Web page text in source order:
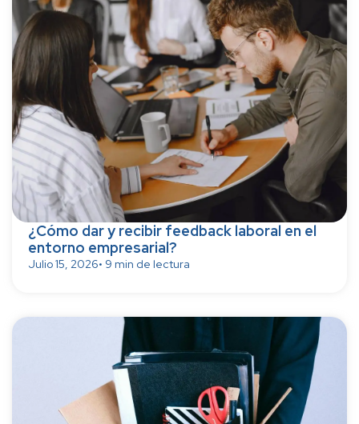
¿Cómo dar y recibir feedback laboral en el
entorno empresarial?
Julio 15, 2026• 9 min de lectura